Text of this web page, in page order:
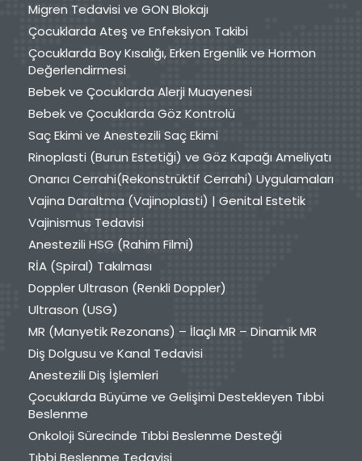
Migren Tedavisi ve GON Blokajı
Çocuklarda Ateş ve Enfeksiyon Takibi
Çocuklarda Boy Kısalığı, Erken Ergenlik ve Hormon
Değerlendirmesi
Bebek ve Çocuklarda Alerji Muayenesi
Bebek ve Çocuklarda Göz Kontrolü
Saç Ekimi ve Anestezili Saç Ekimi
Rinoplasti (Burun Estetiği) ve Göz Kapağı Ameliyatı
Onarıcı Cerrahi(Rekonstrüktif Cerrahi) Uygulamaları
Vajina Daraltma (Vajinoplasti) | Genital Estetik
Vajinismus Tedavisi
Anestezili HSG (Rahim Filmi)
RİA (Spiral) Takılması
Doppler Ultrason (Renkli Doppler)
Ultrason (USG)
MR (Manyetik Rezonans) – İlaçlı MR – Dinamik MR
Diş Dolgusu ve Kanal Tedavisi
Anestezili Diş İşlemleri
Çocuklarda Büyüme ve Gelişimi Destekleyen Tıbbi
Beslenme
Onkoloji Sürecinde Tıbbi Beslenme Desteği
Tıbbi Beslenme Tedavisi